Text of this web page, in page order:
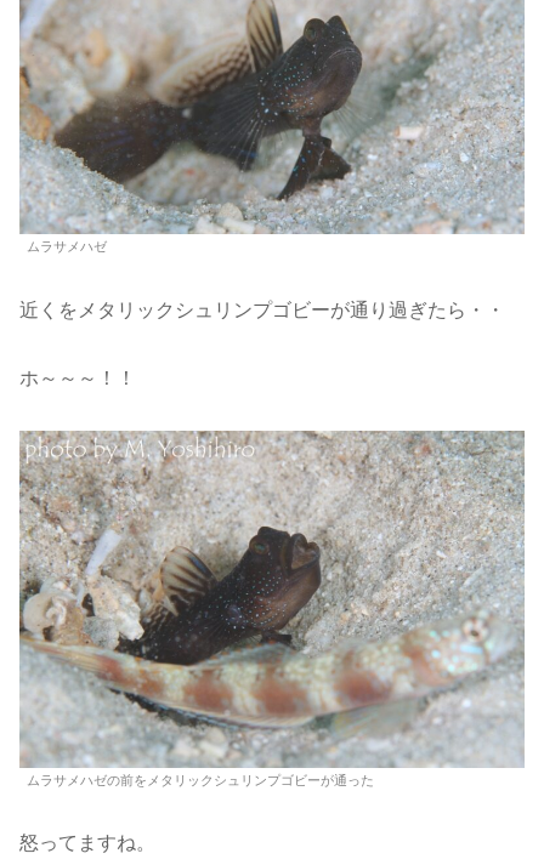
ムラサメハゼ
近くをメタリックシュリンプゴビーが通り過ぎたら・・
ホ～～～！！
ムラサメハゼの前をメタリックシュリンプゴビーが通った
怒ってますね。